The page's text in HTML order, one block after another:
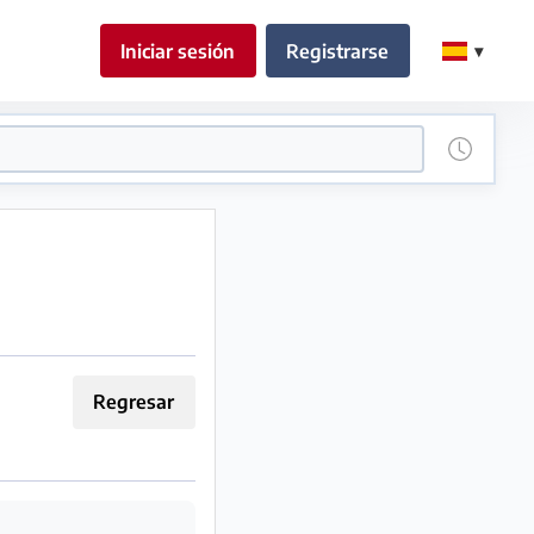
Iniciar sesión Registrarse
Regresar